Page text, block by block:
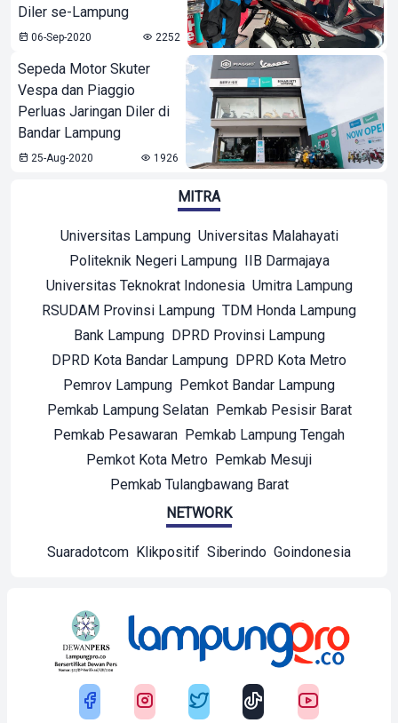
Diler se-Lampung
06-Sep-2020 2252
Sepeda Motor Skuter
Vespa dan Piaggio
Perluas Jaringan Diler di
Bandar Lampung
25-Aug-2020 1926
MITRA
Universitas Lampung Universitas Malahayati
Politeknik Negeri Lampung IIB Darmajaya
Universitas Teknokrat Indonesia Umitra Lampung
RSUDAM Provinsi Lampung TDM Honda Lampung
Bank Lampung DPRD Provinsi Lampung
DPRD Kota Bandar Lampung DPRD Kota Metro
Pemrov Lampung Pemkot Bandar Lampung
Pemkab Lampung Selatan Pemkab Pesisir Barat
Pemkab Pesawaran Pemkab Lampung Tengah
Pemkot Kota Metro Pemkab Mesuji
Pemkab Tulangbawang Barat
NETWORK
Suaradotcom Klikpositif Siberindo Goindonesia